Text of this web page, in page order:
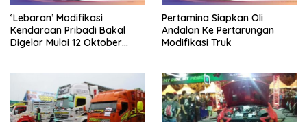
‘Lebaran’ Modifikasi
Kendaraan Pribadi Bakal
Digelar Mulai 12 Oktober
Pertamina Siapkan Oli
Andalan Ke Pertarungan
Modifikasi Truk